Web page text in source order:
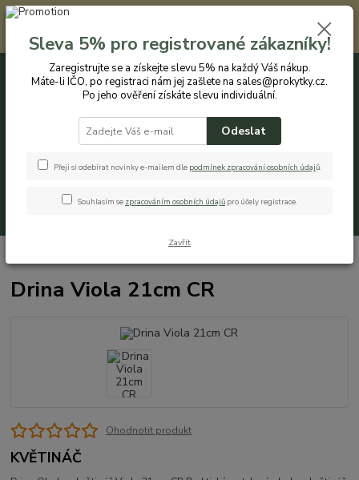
Registrovaným zákazníkům nabízíme slevu 5% na každý nákup. Máte-li
IČO, po registraci nám jej zašlete na sales@prokytky.cz. Po jeho ověření
získáte slevu individuální. Přejít na registraci →
CZK
+420 774 544 973 0ks
Drina Viola 21cm CR
Ohodnotit produkt
KVĚTINÁČ
Sleva 5% pro registrované zákazníky!
Zaregistrujte se a získejte slevu 5% na každý Váš nákup.
Máte-li IČO, po registraci nám jej zašlete na sales@prokytky.cz.
Po jeho ověření získáte slevu individuální.
Odeslat
Přeji si odebírat novinky e-mailem dle podmínek zpracování osobních údajů.
Souhlasím se zpracováním osobních údajů pro účely registrace.
Zavřít